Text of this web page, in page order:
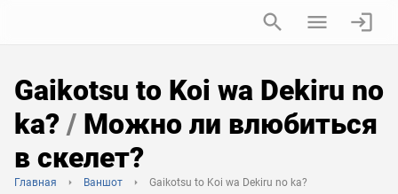
Gaikotsu to Koi wa Dekiru no
ka? / Можно ли влюбиться
в скелет?
Главная Ваншот Gaikotsu to Koi wa Dekiru no ka?